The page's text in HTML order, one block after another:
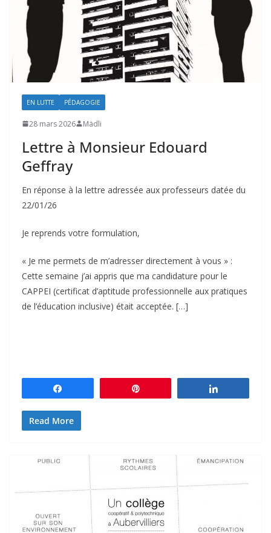
EN LUTTE PÉDAGOGIE
28 mars 2026 Mädli
Lettre à Monsieur Edouard
Geffray
En réponse à la lettre adressée aux professeurs datée du
22/01/26
Je reprends votre formulation,
« Je me permets de m’adresser directement à vous » :
Cette semaine j’ai appris que ma candidature pour le
CAPPEI (certificat d’aptitude professionnelle aux pratiques
de l’éducation inclusive) était acceptée. […]
Read More